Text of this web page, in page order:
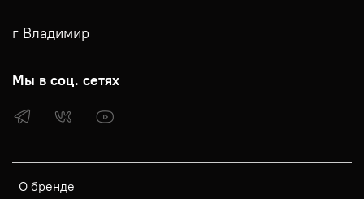
О бренде
г Владимир
Мы в соц. сетях